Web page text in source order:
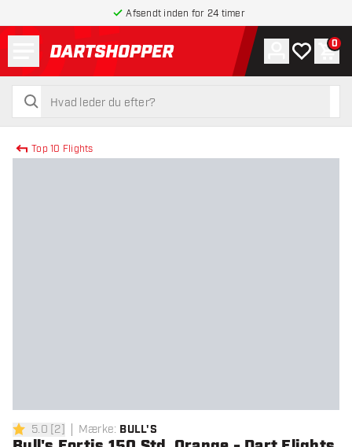
Afsendt inden for 24 timer
tilbage til forsiden
søg
søg
Konto
Min 0
Top 10 Flights
5 bedømmelsesstjerner
5.0 [2] Mærke: BULL'S